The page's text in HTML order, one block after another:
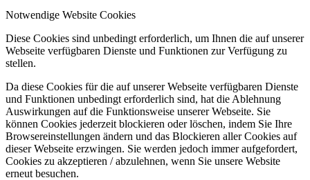
Notwendige Website Cookies
Diese Cookies sind unbedingt erforderlich, um Ihnen die auf unserer
Webseite verfügbaren Dienste und Funktionen zur Verfügung zu
stellen.
Da diese Cookies für die auf unserer Webseite verfügbaren Dienste
und Funktionen unbedingt erforderlich sind, hat die Ablehnung
Auswirkungen auf die Funktionsweise unserer Webseite. Sie
können Cookies jederzeit blockieren oder löschen, indem Sie Ihre
Browsereinstellungen ändern und das Blockieren aller Cookies auf
dieser Webseite erzwingen. Sie werden jedoch immer aufgefordert,
Cookies zu akzeptieren / abzulehnen, wenn Sie unsere Website
erneut besuchen.